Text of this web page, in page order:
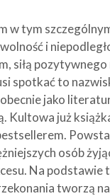
w tym
i
siłą
spotkać to
jako
już
osób
Na
tworzą